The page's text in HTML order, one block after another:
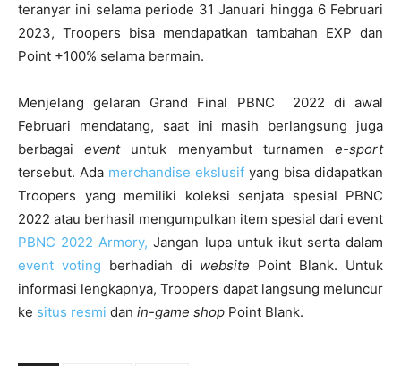
teranyar ini selama periode 31 Januari hingga 6 Februari
2023, Troopers bisa mendapatkan tambahan EXP dan
Point +100% selama bermain.
Menjelang gelaran Grand Final PBNC 2022 di awal
Februari mendatang, saat ini masih berlangsung juga
berbagaieventuntuk menyambut turnamene-sport
tersebut. Ada merchandise ekslusif yang bisa didapatkan
Troopers yang memiliki koleksi senjata spesial PBNC
2022 atau berhasil mengumpulkan item spesial dari event
PBNC 2022 Armory, Jangan lupa untuk ikut serta dalam
event voting berhadiah di website Point Blank. Untuk
informasi lengkapnya, Troopers dapat langsung meluncur
ke situs resmi dan in-game shop Point Blank.